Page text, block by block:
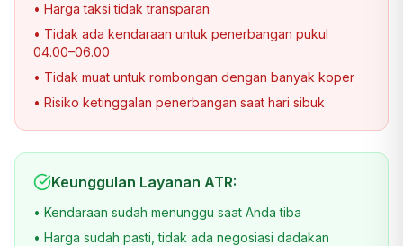
• Harga taksi tidak transparan
• Tidak ada kendaraan untuk penerbangan pukul
04.00–06.00
• Tidak muat untuk rombongan dengan banyak koper
• Risiko ketinggalan penerbangan saat hari sibuk
Keunggulan Layanan ATR:
• Kendaraan sudah menunggu saat Anda tiba
• Harga sudah pasti, tidak ada negosiasi dadakan